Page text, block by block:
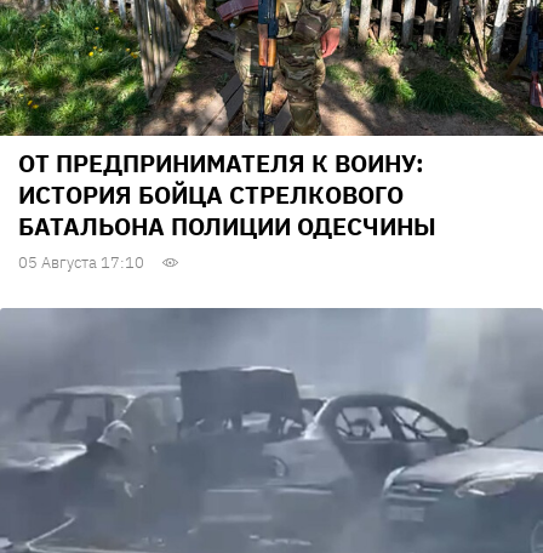
ОТ ПРЕДПРИНИМАТЕЛЯ К ВОИНУ:
ИСТОРИЯ БОЙЦА СТРЕЛКОВОГО
БАТАЛЬОНА ПОЛИЦИИ ОДЕСЧИНЫ
05 Августа 17:10